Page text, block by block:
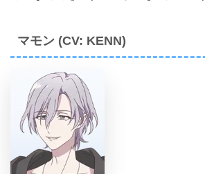
マモン (CV: KENN)